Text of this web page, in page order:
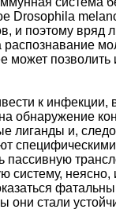
Drosophila
и поэтому вряд
может
к инфекции,
обнаружение
лиганды и,
пассивную
систему, неясно,
они стали